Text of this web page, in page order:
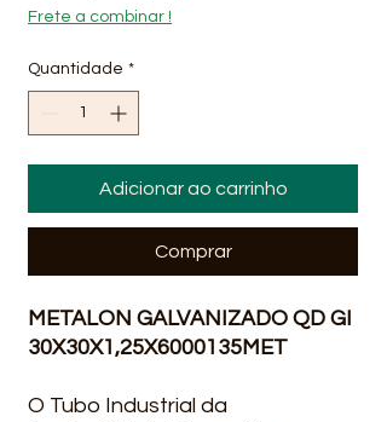
Frete a combinar !
Quantidade *
Adicionar ao carrinho
Comprar
METALON GALVANIZADO QD GI
30X30X1,25X6000135MET
O Tubo Industrial da